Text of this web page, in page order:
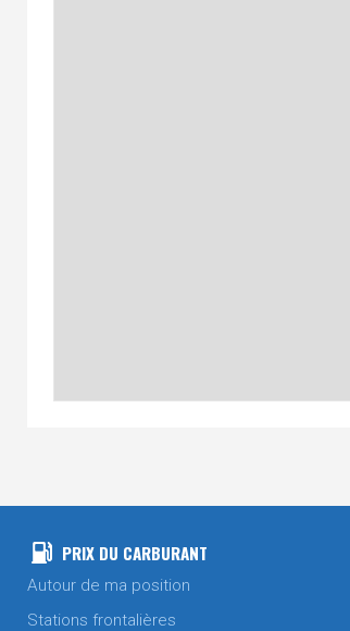
PRIX DU CARBURANT
Autour de ma position
Stations frontalières